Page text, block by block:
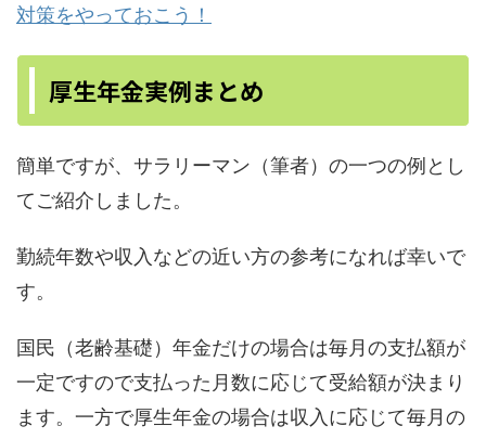
対策をやっておこう！
厚生年金実例まとめ
簡単ですが、サラリーマン（筆者）の一つの例とし
てご紹介しました。
勤続年数や収入などの近い方の参考になれば幸いで
す。
国民（老齢基礎）年金だけの場合は毎月の支払額が
一定ですので支払った月数に応じて受給額が決まり
ます。一方で厚生年金の場合は収入に応じて毎月の